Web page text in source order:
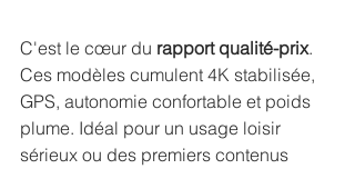
C'est le cœur du rapport qualité-prix.
Ces modèles cumulent 4K stabilisée,
GPS, autonomie confortable et poids
plume. Idéal pour un usage loisir
sérieux ou des premiers contenus